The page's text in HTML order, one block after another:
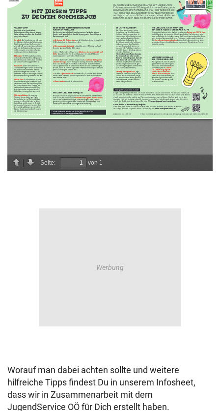
Worauf man dabei achten sollte und weitere
hilfreiche Tipps findest Du in unserem Infosheet,
dass wir in Zusammenarbeit mit dem
JugendService OÖ für Dich erstellt haben.